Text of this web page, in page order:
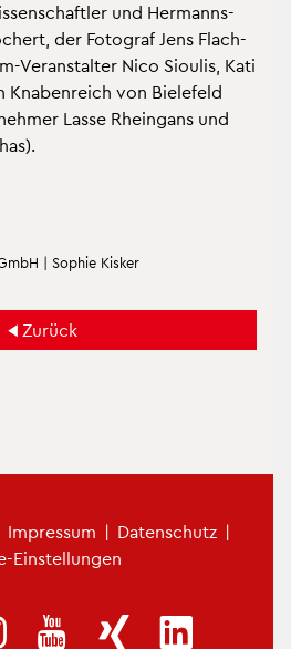
und Her­manns­
der Fo­to­graf Jens Flach­
Ver­an­stal­ter Nico Siou­lis, Kati
Kna­ben­reich von Bie­le­feld
Lasse Rhein­gans und
| So­phie Kis­ker
Zu­rück
Im­pres­sum | Da­ten­schutz |
Ein­stel­lun­gen